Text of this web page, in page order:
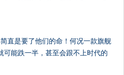
直是要了他们的命！何况一款旗舰
可能跌一半，甚至会跟不上时代的